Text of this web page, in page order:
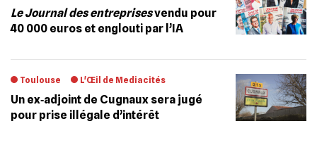
Le Journal des entreprisesvendu pour
40 000 euros et englouti par l’IA
Toulouse L'Œil de Mediacités
Un ex‐adjoint de Cugnaux sera jugé
pour prise illégale d’intérêt